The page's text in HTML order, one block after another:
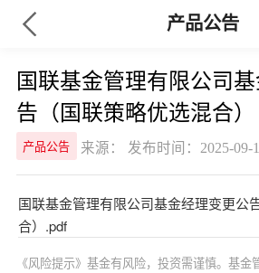
产品公告
国联基金管理有限公司
告（国联策略优选混合）
产品公告 来源： 发布时间：2025-09-
国联基金管理有限公司基金经理变更公
合）.pdf
《风险提示》基金有风险，投资需谨慎。基金